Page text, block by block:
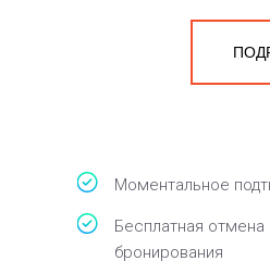
Моментальное
Бесплатная отмена
бронирования